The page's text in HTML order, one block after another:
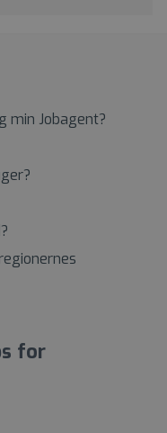
min Jobagent?
for